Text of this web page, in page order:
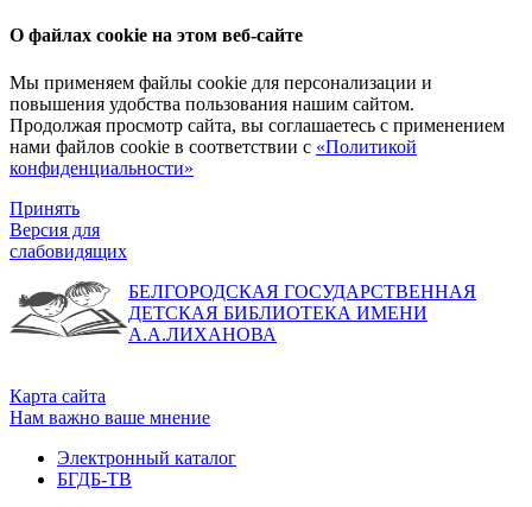
О файлах cookie на этом веб-сайте
Мы применяем файлы cookie для персонализации и
повышения удобства пользования нашим сайтом.
Продолжая просмотр сайта, вы соглашаетесь с применением
нами файлов cookie в соответствии с «Политикой
конфиденциальности»
Принять
Версия для
слабовидящих
БЕЛГОРОДСКАЯ ГОСУДАРСТВЕННАЯ
ДЕТСКАЯ БИБЛИОТЕКА ИМЕНИ
А.А.ЛИХАНОВА
Карта сайта
Нам важно ваше мнение
Электронный каталог
БГДБ-ТВ